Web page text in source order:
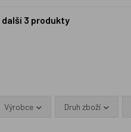
další 3 produkty
Výrobce Druh zboží